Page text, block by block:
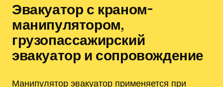
Эвакуатор с краном-
манипулятором‚
грузопассажирский
эвакуатор и сопровождение
Манипулятор эвакуатор применяется при